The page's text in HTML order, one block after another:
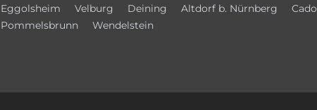
Eggolsheim
Velburg Deining Altdorf b. Nürnberg
Pommelsbrunn
Wendelstein